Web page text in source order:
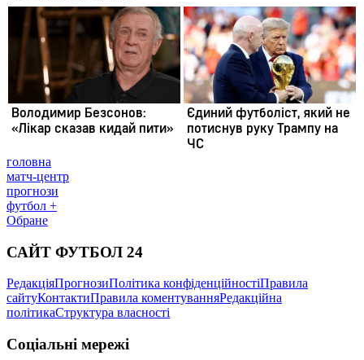
головна
матч-центр
прогнози
футбол +
Обране
САЙТ ФУТБОЛ 24
РедакціяПрогнозиПолітика конфіденційностіПравила
сайтуКонтактиПравила коментуванняРедакційна
політикаСтруктура власності
Соціальні мережі